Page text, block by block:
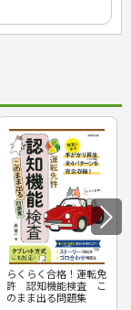
らくらく合格！運転免
許 認知機能検査 こ
のまま出る問題集